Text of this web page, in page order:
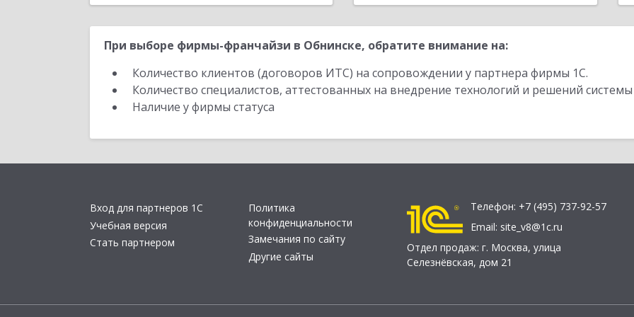
При выборе фирмы-франчайзи в Обнинске, обратите внимание на:
Количество клиентов (договоров ИТС) на сопровождении у партнера фирмы 1С.
Количество специалистов, аттестованных на внедрение технологий и решений
Наличие у фирмы статуса
Вход для партнеров 1С
Учебная версия
Стать партнером
Политика
конфиденциальности
Замечания по сайту
Другие сайты
Телефон: +7 (495) 737-92-57
Email: site_v8@1c.ru
Отдел продаж: г. Москва, улица
Селезнёвская, дом 21